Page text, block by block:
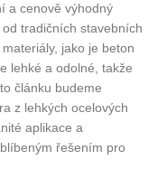
a cenově výhodný
tradičních stavebních
jako je beton
lehké a odolné, takže
článku budeme
z lehkých ocelových
aplikace a
řešením pro